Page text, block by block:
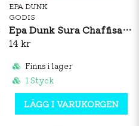
EPA DUNK
GODIS
Epa Dunk Sura Chaffisar 80g
14 kr
Finns i lager
1 Styck
LÄGG I VARUKORGEN